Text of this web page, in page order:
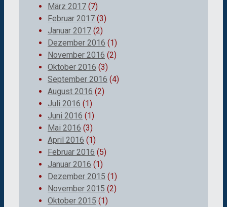
März 2017 (7)
Februar 2017 (3)
Januar 2017 (2)
Dezember 2016 (1)
November 2016 (2)
Oktober 2016 (3)
September 2016 (4)
August 2016 (2)
Juli 2016 (1)
Juni 2016 (1)
Mai 2016 (3)
April 2016 (1)
Februar 2016 (5)
Januar 2016 (1)
Dezember 2015 (1)
November 2015 (2)
Oktober 2015 (1)